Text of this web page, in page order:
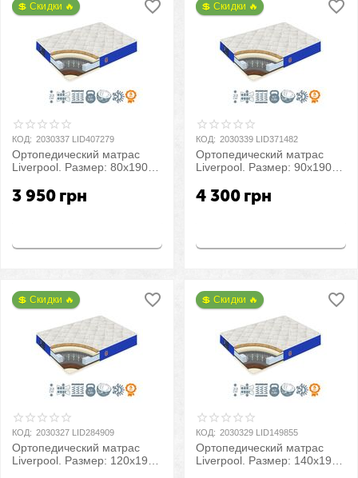
💲 Скидки 🔥
КОД: 2030337 LID407279
Ортопедический матрас
Liverpool. Размер: 80х190
3 950 грн
💲 Скидки 🔥
КОД: 2030339 LID371482
Ортопедический матрас
Liverpool. Размер: 90х190
4 300 грн
💲 Скидки 🔥
КОД: 2030327 LID284909
Ортопедический матрас
Liverpool. Размер: 120х190
💲 Скидки 🔥
КОД: 2030329 LID149855
Ортопедический матрас
Liverpool. Размер: 140х190